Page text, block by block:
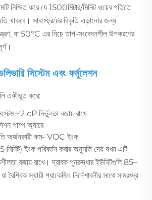
নিশ্চিত করে যে 1500মিটার/মিনিট ওয়েব গতিতে
থাকবে। সাবস্ট্রেটের বিকৃতি এড়ানোর জন্য
যা 50°C এর নিচে তাপ-সংবেদনশীল উপকরণের
সিস্টেম এবং ফর্মুলেশন
একীভূত করে:
±2 cP নির্ভুলতা বজায় রাখে
পাম্প অ্যারে
অর্জনকারী কম- VOC ইংক
ইংক পরিবর্তন করার অনুমতি দেয় যখন এটি
বজায় রাখে। দ্রাবক পুনরুদ্ধার ইউনিটগুলি 85–
বৈশ্বিক স্থায়ী প্যাকেজিং নির্দেশাবলীর সাথে সামঞ্জস্য